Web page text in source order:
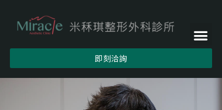
即刻洽詢